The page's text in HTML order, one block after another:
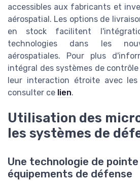
accessibles aux fabricants et
aérospatial. Les options de
en stock facilitent
technologies dans les
aérospatiales. Pour plus
intégral des systèmes de
leur interaction étroite avec
consulter ce lien.
Utilisation des
les systèmes de
Une technologie de
équipements de défense